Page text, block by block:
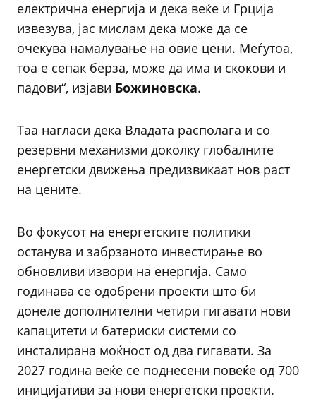
електрична енергија и дека веќе и Грција
извезува, јас мислам дека може да се
очекува намалување на овие цени. Меѓутоа,
тоа е сепак берза, може да има и скокови и
падови“, изјави Божиновска.
Таа нагласи дека Владата располага и со
резервни механизми доколку глобалните
енергетски движења предизвикаат нов раст
на цените.
Во фокусот на енергетските политики
останува и забрзаното инвестирање во
обновливи извори на енергија. Само
годинава се одобрени проекти што би
донеле дополнителни четири гигавати нови
капацитети и батериски системи со
инсталирана моќност од два гигавати. За
2027 година веќе се поднесени повеќе од 700
иницијативи за нови енергетски проекти.